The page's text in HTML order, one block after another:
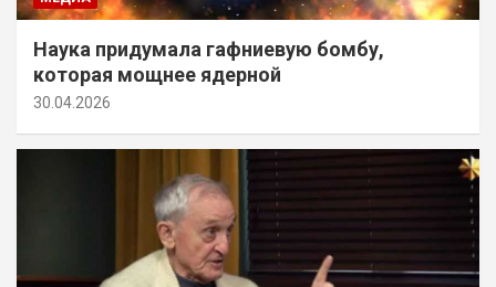
Наука придумала гафниевую бомбу,
которая мощнее ядерной
30.04.2026